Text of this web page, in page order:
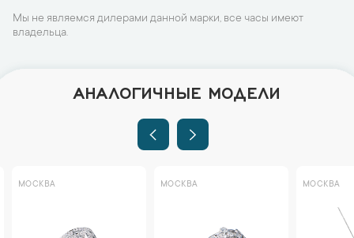
Мы не являемся дилерами данной марки, все часы имеют
владельца.
АНАЛОГИЧНЫЕ МОДЕЛИ
МОСКВА МОСКВА МОСКВА